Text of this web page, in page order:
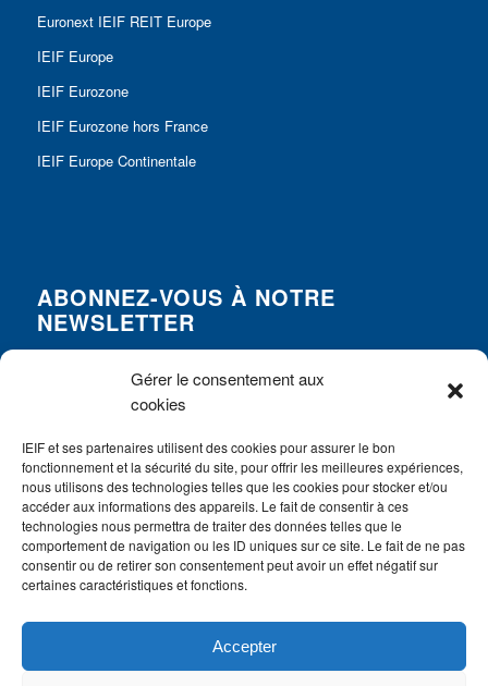
Gérer le consentement aux
cookies
IEIF et ses partenaires utilisent des cookies pour assurer le bon
fonctionnement et la sécurité du site, pour offrir les meilleures expériences,
nous utilisons des technologies telles que les cookies pour stocker et/ou
accéder aux informations des appareils. Le fait de consentir à ces
technologies nous permettra de traiter des données telles que le
comportement de navigation ou les ID uniques sur ce site. Le fait de ne pas
consentir ou de retirer son consentement peut avoir un effet négatif sur
certaines caractéristiques et fonctions.
Accepter
Euronext IEIF REIT Europe
IEIF Europe
IEIF Eurozone
IEIF Eurozone hors France
IEIF Europe Continentale
ABONNEZ-VOUS À NOTRE
NEWSLETTER
Prénom
E-mail*